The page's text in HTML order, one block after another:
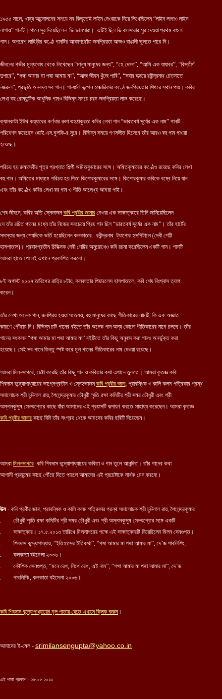
১৯৫৫ সালে, খাদ্য আন্দোলনের সময়ে সব কিছুতেই লাইন দেওয়াকে নিয়ে লিখেছিলেন “লাইন লাগাও লাইন
লাগাও” গানটি। গানে সুর দিয়েছিলেন ভি.ভালসারা। এটিই ছিল ভি.বালসারার সুর দেওয়া প্রথম বাংলা
গান। অপরেশ লাহিড়ীর কণ্ঠে গানটির আকাশছোঁয়া জনপ্রিয়তা আজও বাঙালী ভুলতে পারে নি।
জীবনের গভীর মূল্যবোধ থেকে লিখেছেন “মানুষ মানুষের জন্য”, “হে দোলা”, “আমি এক যাযাবর”, “বিস্তীর্ণ
দুপারে”, “গঙ্গা আমার মা পদ্মা আমার মা”, “আজ জীবন খুঁজে পাবি”, “সবার হৃদয়ে রবীন্দ্রনাথ চেতনাতে
নজরুল”, প্রভৃতি অনবদ্য সব গান। গানগুলি ভূপেন হাজারিকার কণ্ঠে জনপ্রিয়তার শিখরে স্থান পায়। কবির
লেখা বহু রোম্যান্টিক আধুনিক গানও বিভিন্ন সময়ে চরম জনপ্রিয়তা লাভ করেছে।
ক্যালকাটা ইউথ কয়্যারের কর্ণধার রুমা গুহঠাকুরতা কবির লেখা গান “ভারতবর্ষ সূর্যের এক নাম” গানটি
পরিবেশন করেছেন ওয়াই.এস.মুলকি-র সুরে। বিভিন্ন সময়ে গণসঙ্গীত হিসেবে তাঁর আরও বহু গান গাওয়া
হয়েছে।
পরিচয় হয় রুমাদেবীর পুত্র প্রখ্যাত শিল্পী অমিতকুমারের সঙ্গে। অমিতকুমারের কণ্ঠেও রয়েছে কবির লেখা
বহু গান। অমিতের মাধ্যমে পরিচয় হয় পিতা কিশোরকুমারের সঙ্গে। কিশোরকুমার কবিকে বম্বে নিয়ে যান
এবং তাঁর কণ্ঠেও কবির লেখা বহু গান ও গীতি আলেখ্য আমরা পাই।
শেষ জীবনে, কবির অতি স্নেভাজনকবি প্রবীর জানার নেওয়া এক সাক্ষাত্কারে তিনি জানিয়েছিলেন
যে তাঁর রচিত গানের মধ্যে তাঁর নিজের সবচেয়ে প্রিয় গান ছিল “ভারতবর্ষ সূর্যের এক নাম”। তাঁর হার্টের
সমস্যার জন্য শেষদিকে ভর্তি হয়েছিলেন কলকাতার রবীন্দ্রনাথ ট্যাগোর হসপিটালে (দেবী শেট্টি
হাসপাতাল)। প্রবাদপ্রতীম চিকিত্সক দেবী শেট্টির অনুরোধেও কবি রচনা করেছিলেন একটি গান। গানটি
আমরা হাতে পেলেই এখানে প্রকাশিত করবো।
৮ই অগাস্ট ২০০৭ তারিখের রাত্রি ৮টায়, কলকাতার পিয়ারলেস হাসপাতালে, কবি শেষ নিঃশ্বাস ত্যাগ
করেন।
তাঁর লেখা অনেক গান, জনপ্রিয় হওয়া সত্যেও, বহু মানুষের কাছে গীতিকারের নামটি, কি এক অজ্ঞাত
কারণে পৌঁছায় নি। বিভিন্ন চটি গানের বইতে তাঁর অনেক গান অন্য কোনো গীতিকারের নামে চলছে। তাঁর
গানের সংকলন “গঙ্গা আমার মা পদ্মা আমার মা” বইটিতে তাঁর কিছু অনুবাদ করা গানও অনর্ভুক্ত করা
হয়েছে। সেই সব গানে কিন্তু স্পষ্ট করে মূল গানের গীতিকারের নাম দেওয়া রয়েছে।
আমরা মিলনসাগরে, চেষ্টা করেছি তাঁর কিছু গান ও কবিতার কথা এখানে তুলতে। আমরা কৃতজ্ঞ কবি
শিবদাস বন্দ্যোপাধ্যায়ের ভাগ্নেপ্রতীম ও স্নেহভাজনকবি প্রবীর জানা, প্রাবন্ধিক ও কালি কলম পত্রিকার গ্রন্থ
সমালোচক শ্রী চুনিলাল রায়, শৈলেন্দ্রকুমার চৌধুরী স্মৃতি রক্ষা কমিটির শ্রী সমর চৌধুরী এবং শ্রী
অম্লানকুসুম সেনগুপ্তের কাছে যাঁরা আমাদের এই প্রয়াসটি রূপায়ণ করতে সাহায্য করেছেন। আমরা কৃতজ্ঞ
কবি প্রবীর জানার কাছে যিনি তাঁর সংগ্রহ থেকে আমদের কবির ছবিটি দিয়েছেন।
আমরামিলনসাগরে কবি শিবদাস বন্দ্যোপাধ্যায়ের কবিতা ও গানতুলে আনন্দিত। তাঁর গানের কথা
আগামী প্রজন্মের কাছে পৌঁছে দিতে পারলে আমাদের এই প্রচেষ্টাকে সার্থক মেন করবো।
উত্স- কবি প্রবীর জানা, প্রাবন্ধিক ও কালি কলম পত্রিকার গ্রন্থ সমালোচক শ্রী চুনিলাল রায়, শৈলেন্দ্রকুমার
. চৌধুরী স্মৃতি রক্ষা কমিটির শ্রী সমর চৌধুরী এবং শ্রী অম্লানকুসুম সেনগুপ্তের সঙ্গে একটি
. সাক্ষাত্কার। ১৭.৫.২০১৩ তারিখে মিলসাগরের পক্ষে এই সাক্ষাত্কারটি নিয়েছিলেন মিলন সেনগুপ্ত।
. শিবদাস বন্দ্যোপাধ্যায়, “ইতিহাসের ইতিকথা”, “গঙ্গা আমার মা পদ্মা আমার মা”, দে’জ পাবলিশিং,
. কলকাতা বইমেলা ২০০৬।
. কৌশিক সেনগুপ্ত, “মনে রেখ, লিখে রেখ, এই নাম”, “গঙ্গা আমার মা পদ্মা আমার মা”, দে’জ
. পাবলিশিং, কলকাতা বইমেলা ২০০৬।
কবি শিবদাস বন্দ্যোপাধ্যায়ের মূল পাতায় যেতে এখানে ক্লিক করুন।
আমাদের ই-মেল - srimilansengupta@yahoo.co.in
এই পাতা প্রকাশ - ২৮.০৫.২০১৩